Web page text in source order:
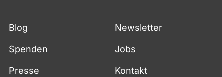
Fußzeile
Blog Newsletter
Spenden Jobs
Presse Kontakt